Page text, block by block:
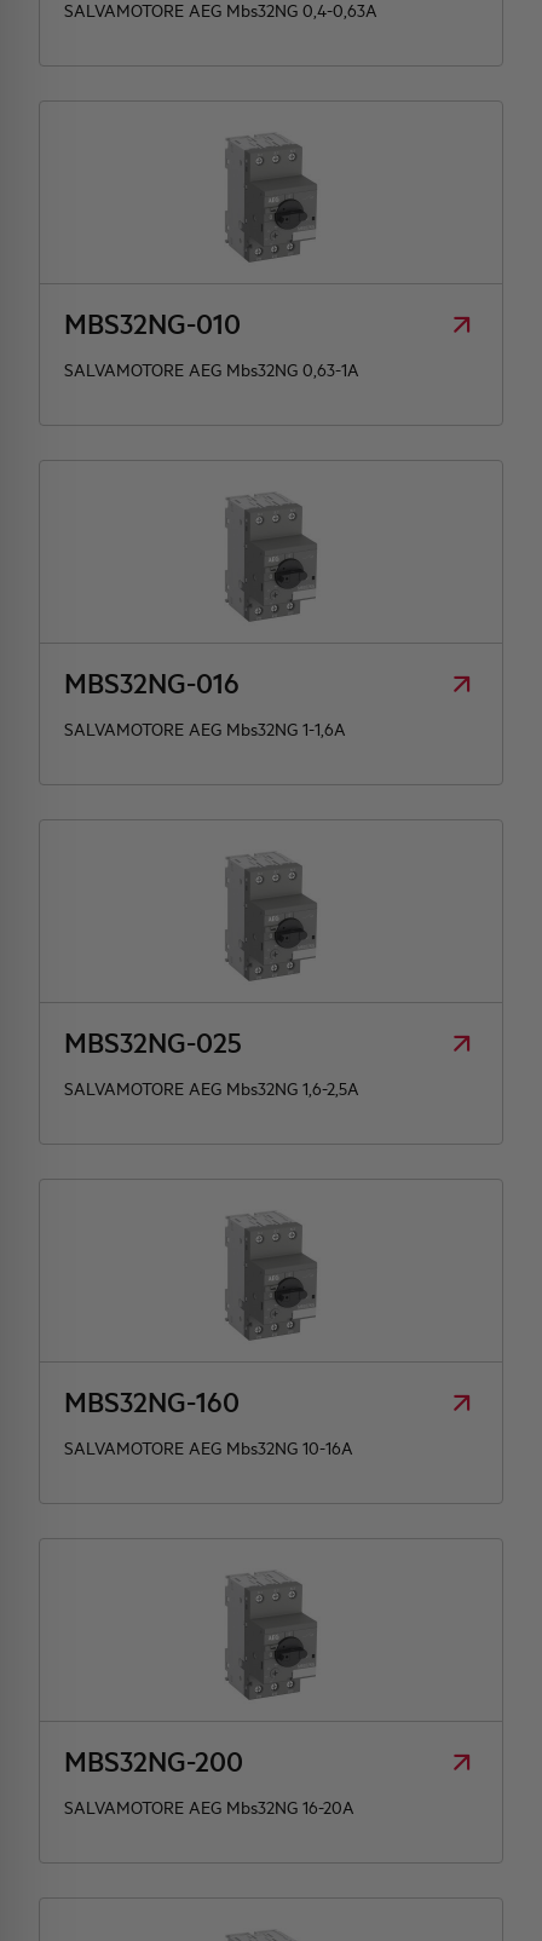
SALVAMOTORE AEG Mbs32NG 0,4-0,63A
MBS32NG-010
SALVAMOTORE AEG Mbs32NG 0,63-1A
MBS32NG-016
SALVAMOTORE AEG Mbs32NG 1-1,6A
MBS32NG-025
SALVAMOTORE AEG Mbs32NG 1,6-2,5A
MBS32NG-160
SALVAMOTORE AEG Mbs32NG 10-16A
MBS32NG-200
SALVAMOTORE AEG Mbs32NG 16-20A